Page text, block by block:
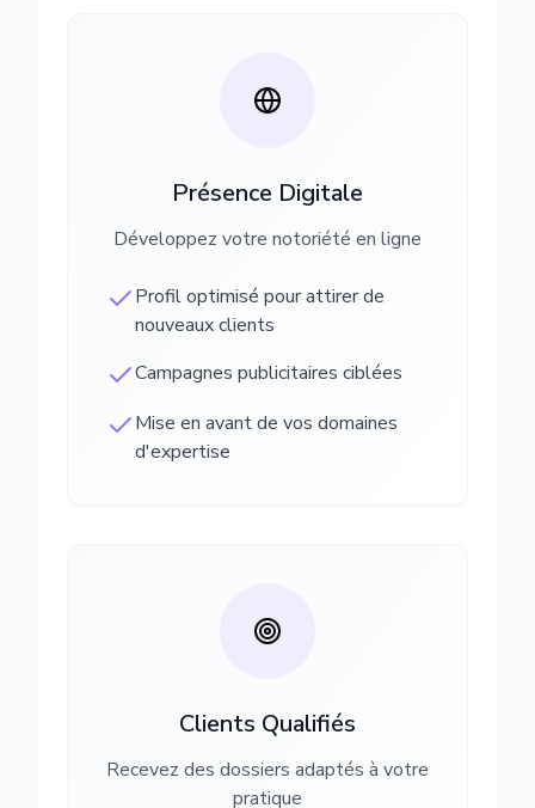
Présence Digitale
Développez votre notoriété en ligne
Profil optimisé pour attirer de
nouveaux clients
Campagnes publicitaires ciblées
Mise en avant de vos domaines
d'expertise
Clients Qualifiés
Recevez des dossiers adaptés à votre
pratique